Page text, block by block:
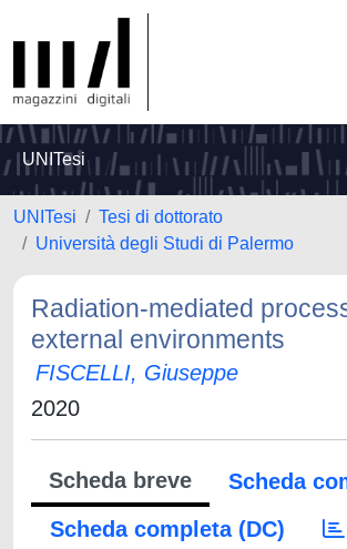
UNITesi
UNITesi
Tesi di dottorato
Università degli Studi di Palermo
Radiation-mediated
external environments
FISCELLI, Giuseppe
2020
Scheda breve
Scheda
Scheda completa (DC)